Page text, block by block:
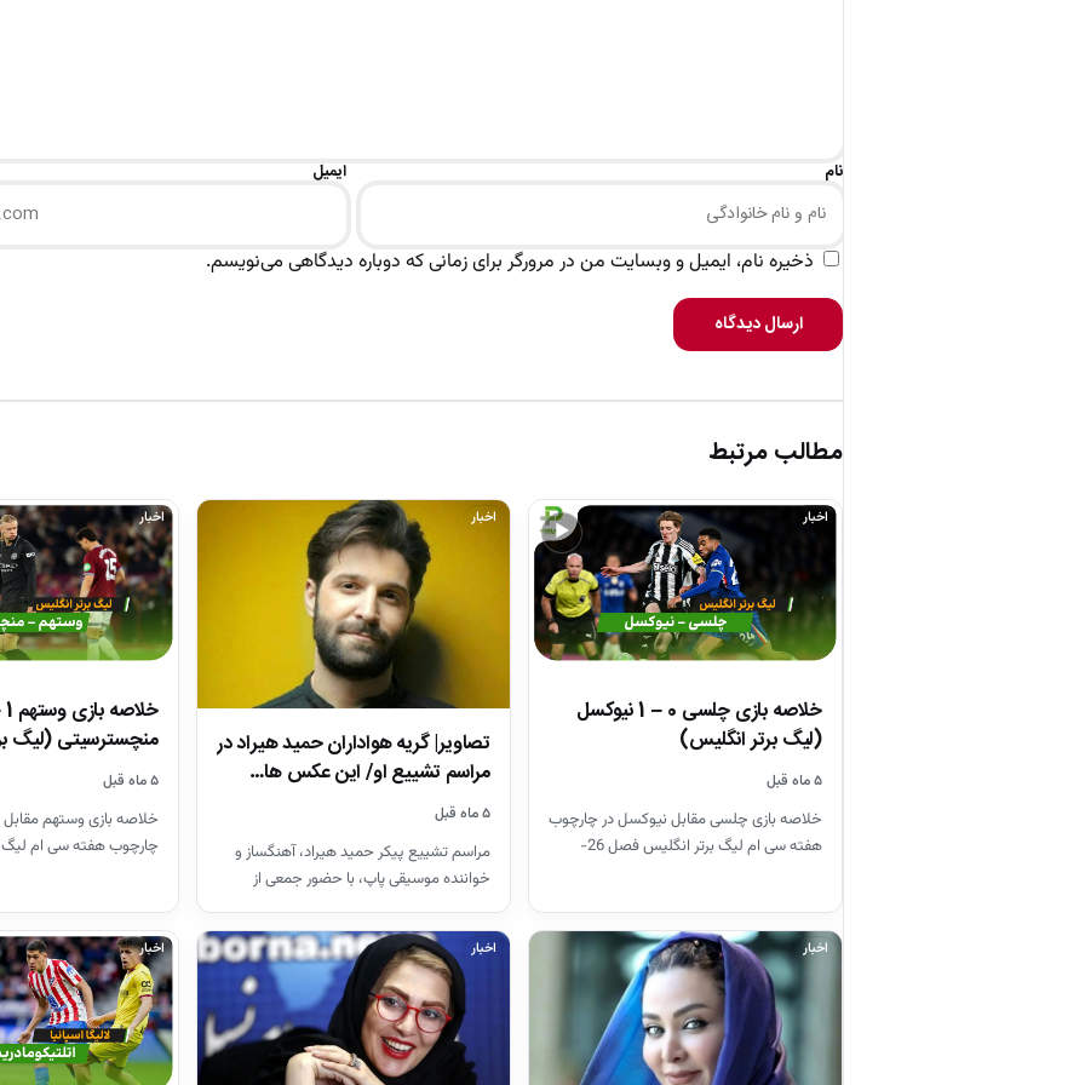
نام ایمیل
ذخیره نام، ایمیل و وبسایت من در مرورگر برای زمانی که دوباره دیدگاهی می‌نویسم.
ارسال دیدگاه
مطالب مرتبط
▶
اخبار
خلاصه بازی چلسی 0 – 1 نیوکسل
(لیگ برتر انگلیس)
۵ ماه قبل
خلاصه بازی چلسی مقابل نیوکسل در چارچوب
هفته سی ام لیگ برتر انگلیس فصل 26-
اخبار
تصاویر| گریه هواداران حمید هیراد در
مراسم تشییع او/ این عکس ها…
۵ ماه قبل
مراسم تشییع پیکر حمید هیراد، آهنگساز و
خواننده موسیقی پاپ، با حضور جمعی از
هنرمندان در قطعه هنرمندان…
اخبار
منچسترسیتی (لیگ
۵ ماه قبل
خلاصه بازی وستهم
چارچوب هفته سی ام
اخبار اخبار اخبار